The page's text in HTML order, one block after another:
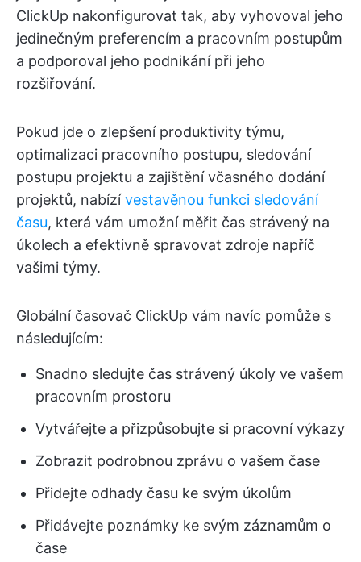
ClickUp nakonfigurovat tak, aby vyhovoval jeho
jedinečným preferencím a pracovním postupům
a podporoval jeho podnikání při jeho
rozšiřování.
Pokud jde o zlepšení produktivity týmu,
optimalizaci pracovního postupu, sledování
postupu projektu a zajištění včasného dodání
projektů, nabízívestavěnou funkci sledování
času, která vám umožní měřit čas strávený na
úkolech a efektivně spravovat zdroje napříč
vašimi týmy.
Globální časovač ClickUp vám navíc pomůže s
následujícím:
Snadno sledujte čas strávený úkoly ve vašem
pracovním prostoru
Vytvářejte a přizpůsobujte si pracovní výkazy
Zobrazit podrobnou zprávu o vašem čase
Přidejte odhady času ke svým úkolům
Přidávejte poznámky ke svým záznamům o
čase